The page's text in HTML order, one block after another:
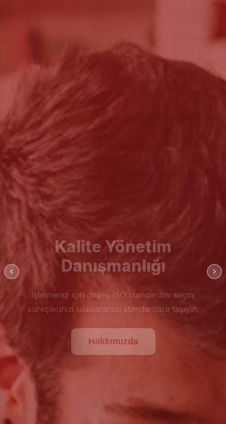
Kalite Yönetim
Danışmanlığı
İşletmeniz için doğru İSO standardını seçin;
süreçlerinizi uluslararası standartlara taşıyın.
Hakkımızda